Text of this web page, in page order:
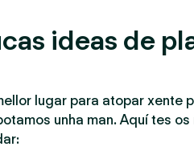
ideas de
lugar para atopar xente
unha man. Aquí tes